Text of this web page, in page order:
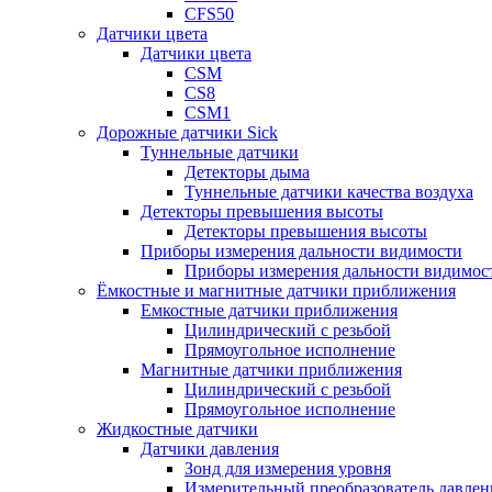
CFS50
Датчики цвета
Датчики цвета
CSM
CS8
CSM1
Дорожные датчики Sick
Туннельные датчики
Детекторы дыма
Туннельные датчики качества воздуха
Детекторы превышения высоты
Детекторы превышения высоты
Приборы измерения дальности видимости
Приборы измерения дальности
Ёмкостные и магнитные датчики приближения
Емкостные датчики приближения
Цилиндрический с резьбой
Прямоугольное исполнение
Магнитные датчики приближения
Цилиндрический с резьбой
Прямоугольное исполнение
Жидкостные датчики
Датчики давления
Зонд для измерения уровня
Измерительный преобразователь